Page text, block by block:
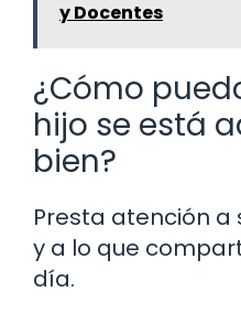
y Docentes
¿Cómo
hijo se está
bien?
Presta atención
y a lo que
día.